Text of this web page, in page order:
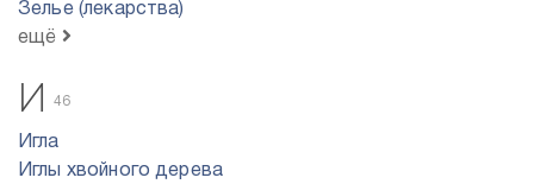
Зелье (лекарства)
ещё
И 46
Игла
Иглы хвойного дерева